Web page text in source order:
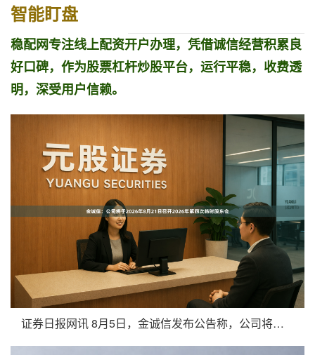
智能盯盘
稳配网专注线上配资开户办理，凭借诚信经营积累良
好口碑，作为股票杠杆炒股平台，运行平稳，收费透
明，深受用户信赖。
证券日报网讯 8月5日，金诚信发布公告称，公司将于2026年